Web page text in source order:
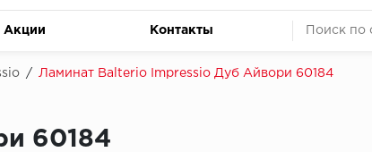
Акции Контакты
/ Ламинат Balterio Impressio Дуб Айвори 60184
60184